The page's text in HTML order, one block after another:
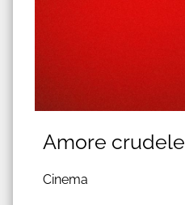
Amore crudele
Cinema